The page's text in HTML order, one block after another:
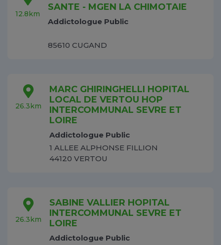
12.8km
SANTE - MGEN LA CHIMOTAIE
Addictologue Public
85610 CUGAND
26.3km
MARC GHIRINGHELLI HOPITAL
LOCAL DE VERTOU HOP
INTERCOMMUNAL SEVRE ET
LOIRE
Addictologue Public
1 ALLEE ALPHONSE FILLION
44120 VERTOU
26.3km
SABINE VALLIER HOPITAL
INTERCOMMUNAL SEVRE ET
LOIRE
Addictologue Public